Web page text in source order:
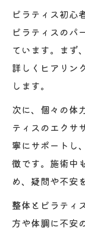
ピラティス初心
ピラティスのパ
ています。まず
詳しくヒアリン
します。
次に、個々の体
ティスのエクサ
寧にサポートし
徴です。施術中
め、疑問や不安
整体とピラティ
方や体調に不安